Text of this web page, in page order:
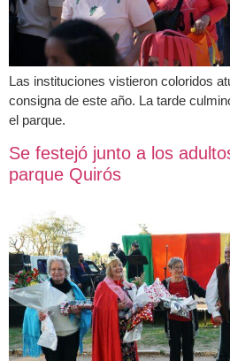
Las instituciones vistieron coloridos
consigna de este año. La tarde
el parque.
Se festejó junto a los
parque Quirós